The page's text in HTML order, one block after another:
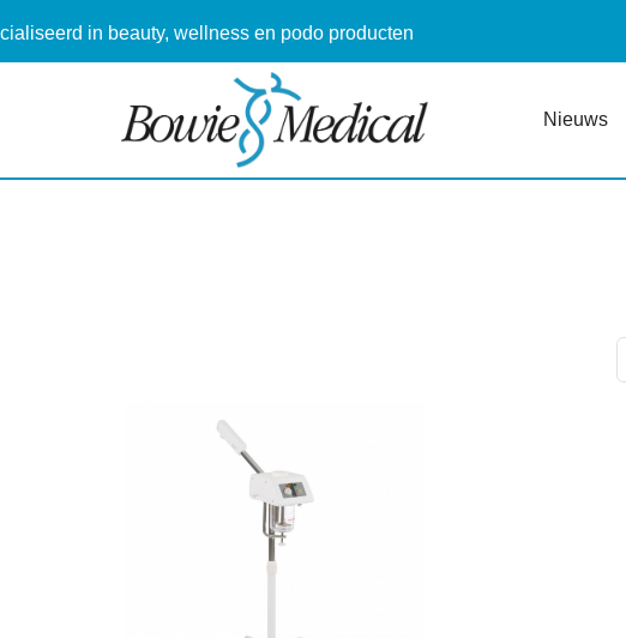
in beauty, wellness en podo producten
Nieuws